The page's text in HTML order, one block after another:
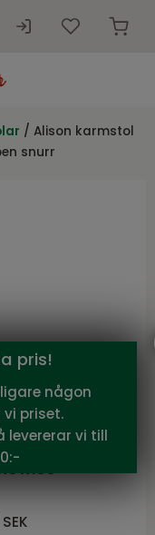
/ Alison karmstol
snurr
tyg/bruna
SEK
pris!
någon
priset.
levererar vi till